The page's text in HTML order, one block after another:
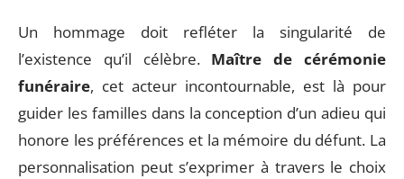
Un hommage doit refléter la singularité de
l’existence qu’il célèbre. Maître de cérémonie
funéraire, cet acteur incontournable, est là pour
guider les familles dans la conception d’un adieu qui
honore les préférences et la mémoire du défunt. La
personnalisation peut s’exprimer à travers le choix